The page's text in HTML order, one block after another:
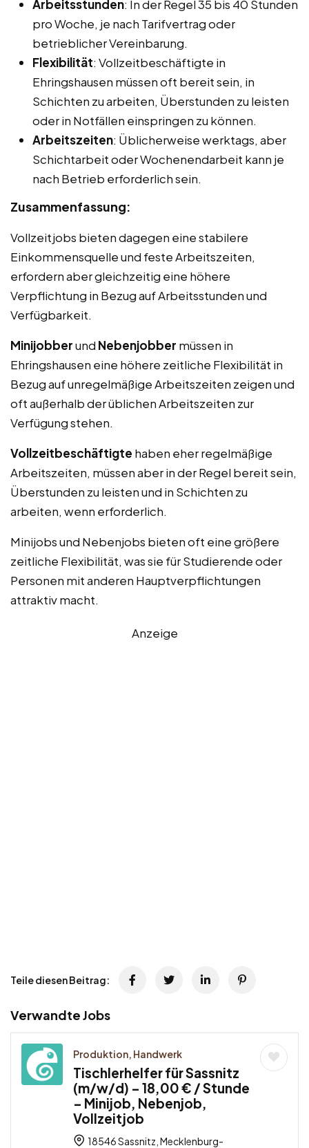
Arbeitsstunden: In der Regel 35 bis 40 Stunden
pro Woche, je nach Tarifvertrag oder
betrieblicher Vereinbarung.
Flexibilität: Vollzeitbeschäftigte in
Ehringshausen müssen oft bereit sein, in
Schichten zu arbeiten, Überstunden zu leisten
oder in Notfällen einspringen zu können.
Arbeitszeiten: Üblicherweise werktags, aber
Schichtarbeit oder Wochenendarbeit kann je
nach Betrieb erforderlich sein.
Zusammenfassung:
Vollzeitjobs bieten dagegen eine stabilere
Einkommensquelle und feste Arbeitszeiten,
erfordern aber gleichzeitig eine höhere
Verpflichtung in Bezug auf Arbeitsstunden und
Verfügbarkeit.
Minijobberund Nebenjobber müssen in
Ehringshausen eine höhere zeitliche Flexibilität in
Bezug auf unregelmäßige Arbeitszeiten zeigen und
oft außerhalb der üblichen Arbeitszeiten zur
Verfügung stehen.
Vollzeitbeschäftigte haben eher regelmäßige
Arbeitszeiten, müssen aber in der Regel bereit sein,
Überstunden zu leisten und in Schichten zu
arbeiten, wenn erforderlich.
Minijobs und Nebenjobs bieten oft eine größere
zeitliche Flexibilität, was sie für Studierende oder
Personen mit anderen Hauptverpflichtungen
attraktiv macht.
Anzeige
Teile diesen Beitrag:
Verwandte Jobs
Produktion, Handwerk
Tischlerhelfer für Sassnitz
(m/w/d) – 18,00 € / Stunde
– Minijob, Nebenjob,
Vollzeitjob
18546 Sassnitz, Mecklenburg-